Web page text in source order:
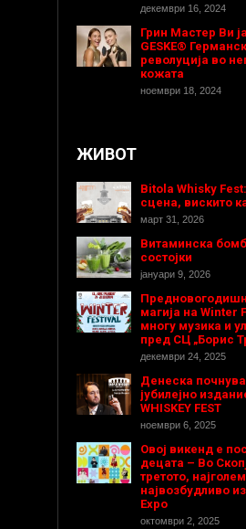
декември 16, 2024
Грин Мастер Ви
GESKE®
револуција во
кожата
ноември 18, 2024
ЖИВОТ
Bitola Whisky
сцена, вискито
март 31, 2026
Витаминска
состојки
јануари 9, 2026
магија на Winter
многу музика и
пред СЦ „Борис
декември 24, 2025
Денеска почнува
јубилејно
WHISKEY FEST
ноември 6, 2025
Овој викенд е
децата – Во
третото,
највозбудливо
Expo
октомври 2, 2025